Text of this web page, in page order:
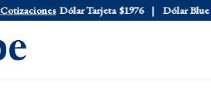
Cotizaciones
$1520 Dólar Tarjeta $1976 Dólar Blue